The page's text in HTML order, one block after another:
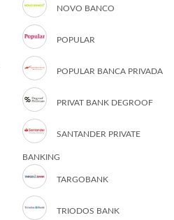
NOVO BANCO
POPULAR
POPULAR BANCA PRIVADA
PRIVAT BANK DEGROOF
SANTANDER PRIVATE
BANKING
TARGOBANK
TRIODOS BANK